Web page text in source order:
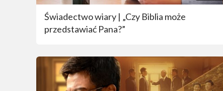
Świadectwo wiary | „Czy Biblia może
przedstawiać Pana?”